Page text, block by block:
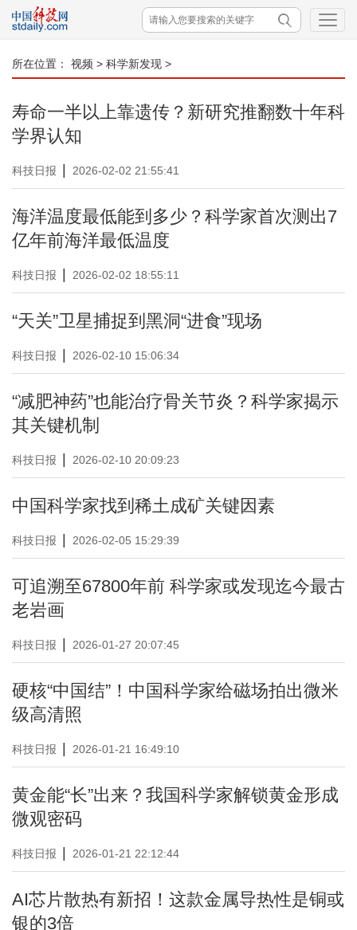
所在位置： 视频 > 科学新发现 >
寿命一半以上靠遗传？新研究推翻数十年科
学界认知
科技日报 2026-02-02 21:55:41
海洋温度最低能到多少？科学家首次测出7
亿年前海洋最低温度
科技日报 2026-02-02 18:55:11
“天关”卫星捕捉到黑洞“进食”现场
科技日报 2026-02-10 15:06:34
“减肥神药”也能治疗骨关节炎？科学家揭示
其关键机制
科技日报 2026-02-10 20:09:23
中国科学家找到稀土成矿关键因素
科技日报 2026-02-05 15:29:39
可追溯至67800年前 科学家或发现迄今最古
老岩画
科技日报 2026-01-27 20:07:45
硬核“中国结”！中国科学家给磁场拍出微米
级高清照
科技日报 2026-01-21 16:49:10
黄金能“长”出来？我国科学家解锁黄金形成
微观密码
科技日报 2026-01-21 22:12:44
AI芯片散热有新招！这款金属导热性是铜或
银的3倍